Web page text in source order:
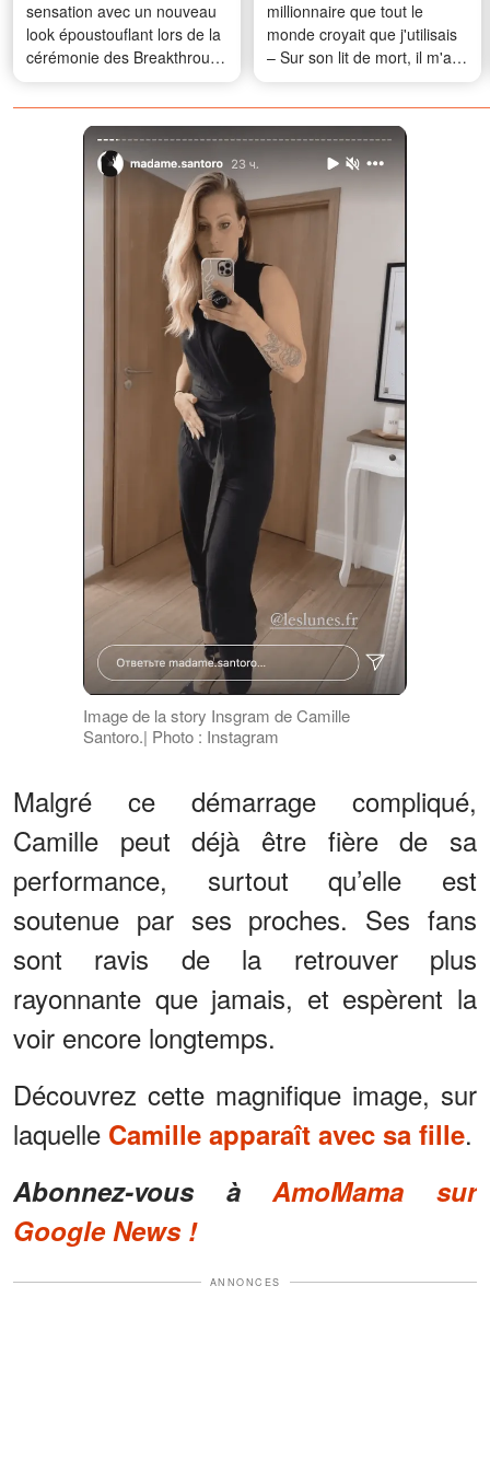
sensation avec un nouveau
look époustouflant lors de la
cérémonie des Breakthrough
Prizes – Photos
millionnaire que tout le
monde croyait que j'utilisais
– Sur son lit de mort, il m'a
dit : « Tu n'auras pas mon
argent. Mais je te donne
exactement ce que tu
voulais. »
Image de la story Insgram de Camille
Santoro.| Photo : Instagram
Malgré ce démarrage compliqué,
Camille peut déjà être fière de sa
performance, surtout qu’elle est
soutenue par ses proches. Ses fans
sont ravis de la retrouver plus
rayonnante que jamais, et espèrent la
voir encore longtemps.
Découvrez cette magnifique image, sur
laquelle Camille apparaît avec sa fille.
Abonnez-vous àAmoMama sur
Google News !
ANNONCES